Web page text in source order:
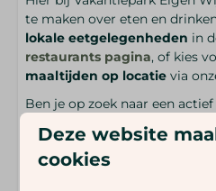
te maken over eten en
lokale eetgelegenheden in
restaurants pagina, of kies
maaltijden op locatie via
Ben je op zoek naar een
Bekijk dan de mogelijkheden
uitdagend teamuitjeop
plan een onvergetelijke
Deze website
cookies